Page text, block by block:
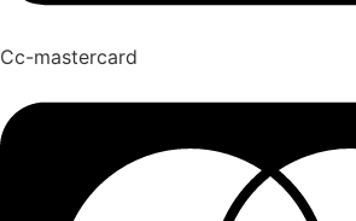
Cc-mastercard